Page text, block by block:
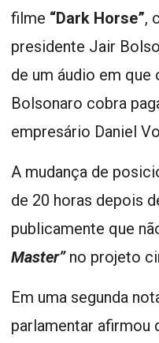
filme “Dark Horse”,
presidente Jair
de um áudio em que
Bolsonaro cobra
empresário Daniel
A mudança de
de 20 horas depois
publicamente que
Master”no projeto
Em uma segunda
parlamentar afirmou